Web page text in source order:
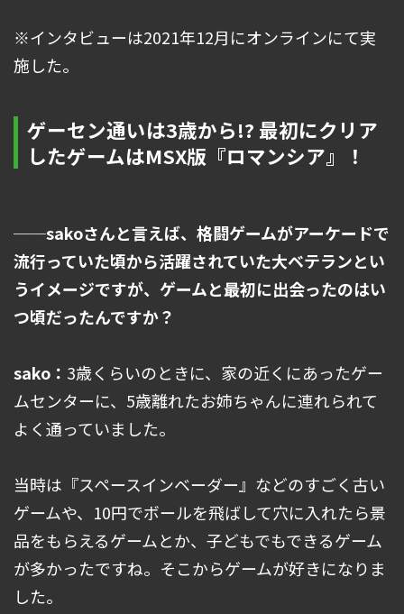
※インタビューは2021年12月にオンラインにて実
施した。
ゲーセン通いは3歳から!? 最初にクリア
したゲームはMSX版『ロマンシア』！
──sakoさんと言えば、格闘ゲームがアーケードで
流行っていた頃から活躍されていた大ベテランとい
うイメージですが、ゲームと最初に出会ったのはい
つ頃だったんですか？
sako： 3歳くらいのときに、家の近くにあったゲー
ムセンターに、5歳離れたお姉ちゃんに連れられて
よく通っていました。
当時は『スペースインベーダー』などのすごく古い
ゲームや、10円でボールを飛ばして穴に入れたら景
品をもらえるゲームとか、子どもでもできるゲーム
が多かったですね。そこからゲームが好きになりま
した。